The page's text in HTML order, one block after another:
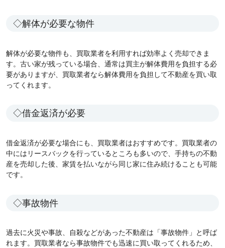
◇解体が必要な物件
解体が必要な物件も、買取業者を利用すれば効率よく売却できま
す。古い家が残っている場合、通常は買主が解体費用を負担する必
要がありますが、買取業者なら解体費用を負担して不動産を買い取
ってくれます。
◇借金返済が必要
借金返済が必要な場合にも、買取業者はおすすめです。買取業者の
中にはリースバックを行っているところも多いので、手持ちの不動
産を売却した後、家賃を払いながら同じ家に住み続けることも可能
です。
◇事故物件
過去に火災や事故、自殺などがあった不動産は「事故物件」と呼ば
れます。買取業者なら事故物件でも迅速に買い取ってくれるため、